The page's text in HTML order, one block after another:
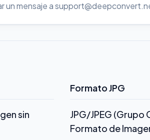
un mensaje a
sin
Formato JPG
JPG/JPEG
Formato de